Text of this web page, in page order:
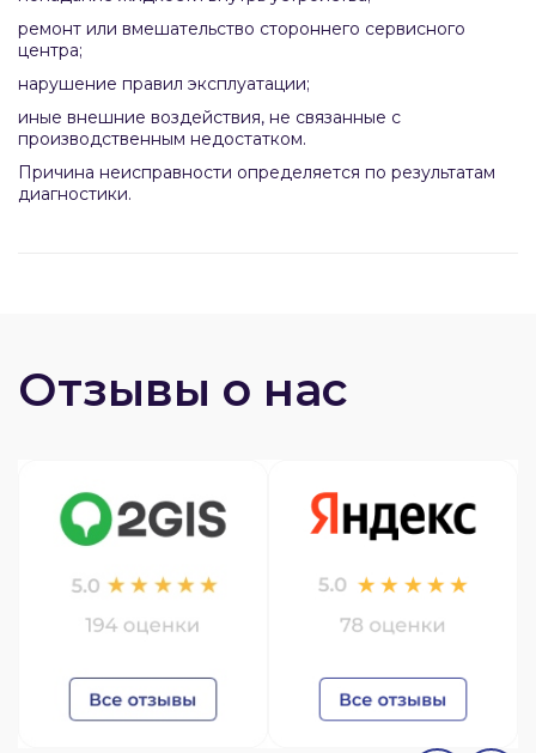
ремонт или вмешательство стороннего сервисного
центра;
нарушение правил эксплуатации;
иные внешние воздействия, не связанные с
производственным недостатком.
Причина неисправности определяется по результатам
диагностики.
Отзывы о нас